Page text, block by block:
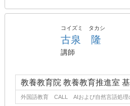
コイズミ タカシ
古泉 隆
講師
教養教育院 教養教育推進室
外国語教育 CALL AIおよび自然言語処理